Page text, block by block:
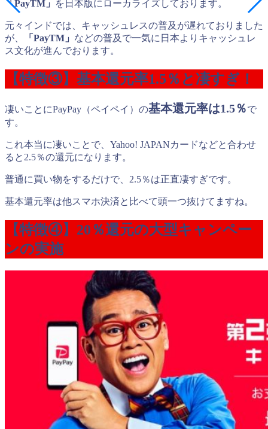
「PayTM」 を日本版にローカライズしております。
元々インドでは、キャッシュレスの普及が遅れておりました
が、
「PayTM」 などの普及で一気に日本よりキャッシュレ
ス文化が進んでおります。
【特徴③】基本還元率1.5％と凄すぎ！
凄いことにPayPay（ペイペイ）の基本還元率は1.5％で
す。
これ本当に凄いことで、Yahoo! JAPANカードなどと合わせ
ると2.5％の還元になります。
普通に買い物をするだけで、2.5％は正直凄すぎです。
基本還元率は他スマホ決済と比べて頭一つ抜けてますね。
【特徴④】20％還元の大型キャンペー
ンの実施